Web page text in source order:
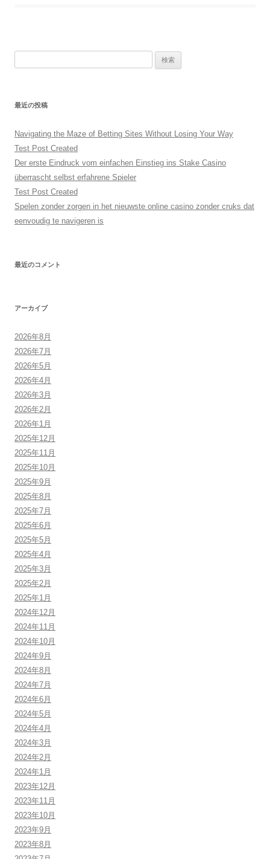
最近の投稿
Navigating the Maze of Betting Sites Without Losing Your Way
Test Post Created
Der erste Eindruck vom einfachen Einstieg ins Stake Casino
überrascht selbst erfahrene Spieler
Test Post Created
Spelen zonder zorgen in het nieuwste online casino zonder cruks dat
eenvoudig te navigeren is
最近のコメント
アーカイブ
2026年8月
2026年7月
2026年5月
2026年4月
2026年3月
2026年2月
2026年1月
2025年12月
2025年11月
2025年10月
2025年9月
2025年8月
2025年7月
2025年6月
2025年5月
2025年4月
2025年3月
2025年2月
2025年1月
2024年12月
2024年11月
2024年10月
2024年9月
2024年8月
2024年7月
2024年6月
2024年5月
2024年4月
2024年3月
2024年2月
2024年1月
2023年12月
2023年11月
2023年10月
2023年9月
2023年8月